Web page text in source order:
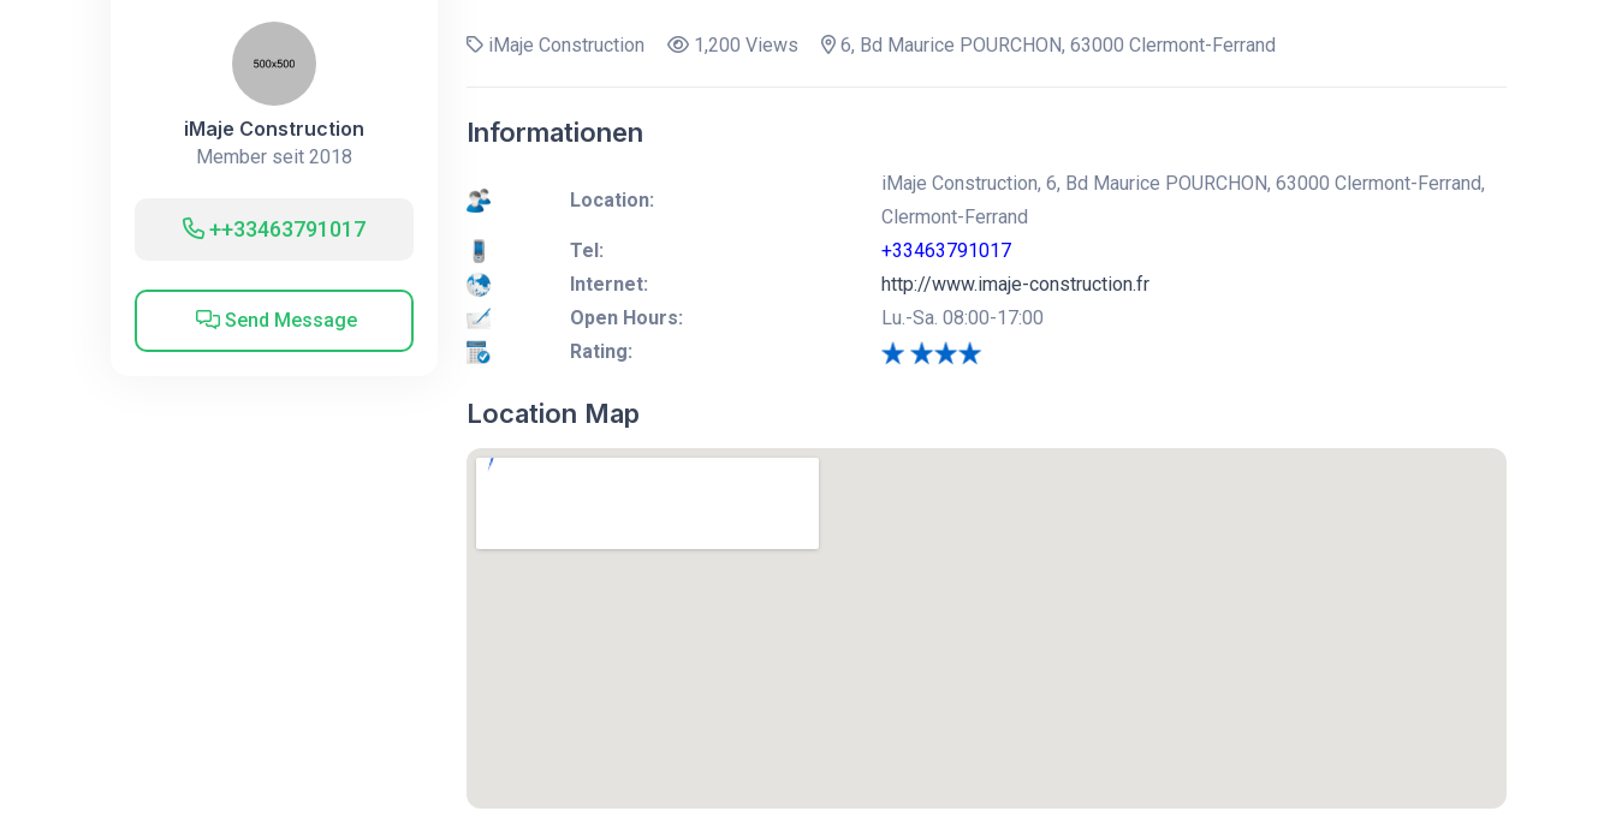
iMaje Construction
Member seit 2018
++33463791017
Send Message
iMaje Construction 1,200 Views 6, Bd Maurice POURCHON, 63000 Clermont-Ferrand
Informationen
Location:
iMaje Construction, 6, Bd Maurice POURCHON, 63000 Clermont-Ferrand,
Clermont-Ferrand
Tel:
+33463791017
Internet:
http://www.imaje-construction.fr
Open Hours:
Lu.-Sa. 08:00-17:00
Rating:
Location Map